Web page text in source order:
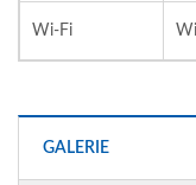
Wi-Fi
GALERIE